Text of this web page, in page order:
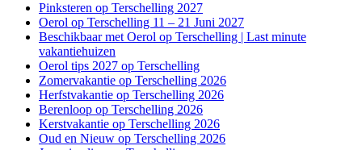
Pinksteren op Terschelling 2027
Oerol op Terschelling 11 – 21 Juni 2027
Beschikbaar met Oerol op Terschelling | Last minute
vakantiehuizen
Oerol tips 2027 op Terschelling
Zomervakantie op Terschelling 2026
Herfstvakantie op Terschelling 2026
Berenloop op Terschelling 2026
Kerstvakantie op Terschelling 2026
Oud en Nieuw op Terschelling 2026